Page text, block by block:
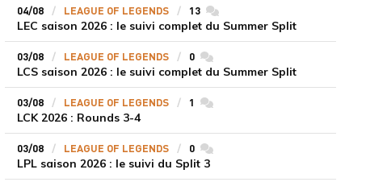
04/08 LEAGUE OF LEGENDS 13commentaires
LEC saison 2026 : le suivi complet du Summer Split
03/08 LEAGUE OF LEGENDS 0commentaires
LCS saison 2026 : le suivi complet du Summer Split
03/08 LEAGUE OF LEGENDS 1 commentaires
LCK 2026 : Rounds 3-4
03/08 LEAGUE OF LEGENDS 0commentaires
LPL saison 2026 : le suivi du Split 3